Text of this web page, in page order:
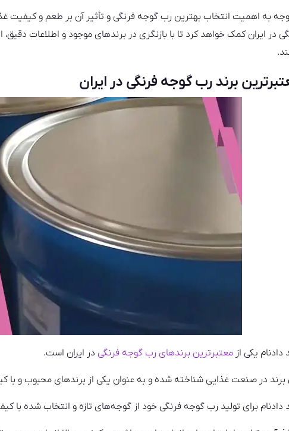
به اهمیت انتخاب بهترین رب گوجه فرنگی و تأثیر آن بر طعم و کیفیت
در ایران کمک خواهد کرد تا با بازنگری در برندهای موجود و اطلاعات
برند رب گوجه فرنگی در ایران
دادنام یکی از معتبرترین برندهای رب گوجه فرنگی در ایران است.
برند در صنعت غذایی شناخته شده و به عنوان یکی از برندهای محبوب و با
دادنام برای تولید رب گوجه فرنگی خود از گوجه‌های تازه و انتخاب شده با